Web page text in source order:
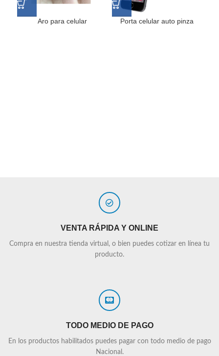
Aro para celular Porta celular auto pinza
VENTA RÁPIDA Y ONLINE
Compra en nuestra tienda virtual, o bien puedes cotizar en línea tu
producto.
TODO MEDIO DE PAGO
En los productos habilitados puedes pagar con todo medio de pago
Nacional.